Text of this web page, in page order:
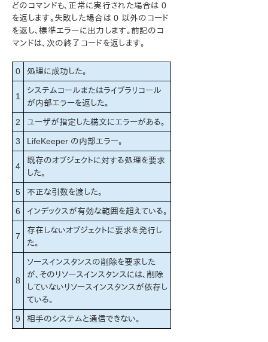
アプリケーションリカバリーキット
SIOS Protection Suite for Windows サポートマトリッ
クス
プロダクトライフサイクル
LifeKeeper Single Server Protection for Windows
LifeKeeper Single Server Protection for Windows
テクニカルドキュメンテーション
どのコマンドも、正常に実行された場合は 0
を返します。失敗した場合は 0 以外のコード
を返し、標準エラーに出力します。前記のコ
マンドは、次の終了コードを返します。
0 処理に成功した。
1
システムコールまたはライブラリコール
が内部エラーを返した。
2
ユーザが指定した構文にエラーがある。
3
LifeKeeper の内部エラー。
4
既存のオブジェクトに対する処理を要求
した。
5
不正な引数を渡した。
6
インデックスが有効な範囲を超えている。
7
存在しないオブジェクトに要求を発行し
た。
8
ソースインスタンスの削除を要求した
が、そのリソースインスタンスには、削除
していないリソースインスタンスが依存し
ている。
9
相手のシステムと通信できない。